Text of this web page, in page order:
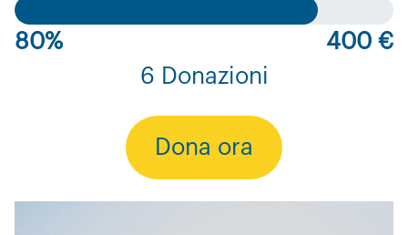
80%
400 €
6 Donazioni
Dona ora